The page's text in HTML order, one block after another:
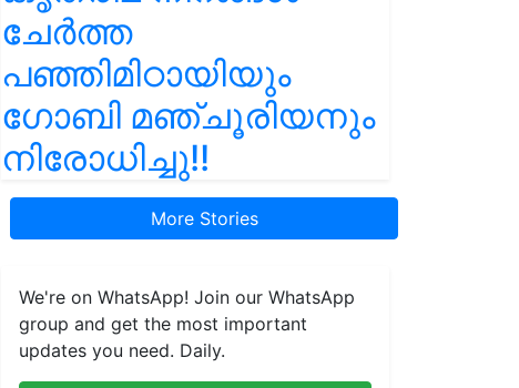
ചേർത്ത
പഞ്ഞിമിഠായിയും
ഗോബി മഞ്ചൂരിയനും
നിരോധിച്ചു!!
More Stories
We're on WhatsApp! Join our WhatsApp
group and get the most important
updates you need. Daily.